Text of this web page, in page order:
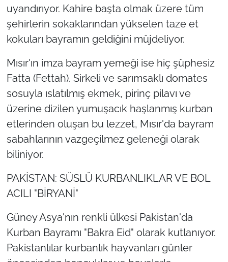
uyandırıyor. Kahire başta olmak üzere tüm
şehirlerin sokaklarından yükselen taze et
kokuları bayramın geldiğini müjdeliyor.
Mısır'ın imza bayram yemeği ise hiç şüphesiz
Fatta (Fettah). Sirkeli ve sarımsaklı domates
sosuyla ıslatılmış ekmek, pirinç pilavı ve
üzerine dizilen yumuşacık haşlanmış kurban
etlerinden oluşan bu lezzet, Mısır'da bayram
sabahlarının vazgeçilmez geleneği olarak
biliniyor.
PAKİSTAN: SÜSLÜ KURBANLIKLAR VE BOL
ACILI "BİRYANİ"
Güney Asya'nın renkli ülkesi Pakistan'da
Kurban Bayramı "Bakra Eid" olarak kutlanıyor.
Pakistanlılar kurbanlık hayvanları günler